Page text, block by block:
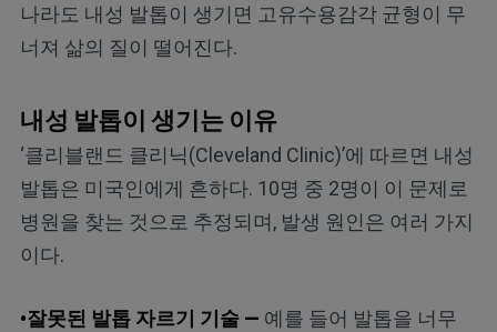
나라도 내성 발톱이 생기면 고유수용감각 균형이 무
너져 삶의 질이 떨어진다.
내성 발톱이 생기는 이유
‘클리블랜드 클리닉(Cleveland Clinic)’에 따르면 내성
발톱은 미국인에게 흔하다. 10명 중 2명이 이 문제로
병원을 찾는 것으로 추정되며, 발생 원인은 여러 가지
이다.
•잘못된 발톱 자르기 기술 — 예를 들어 발톱을 너무